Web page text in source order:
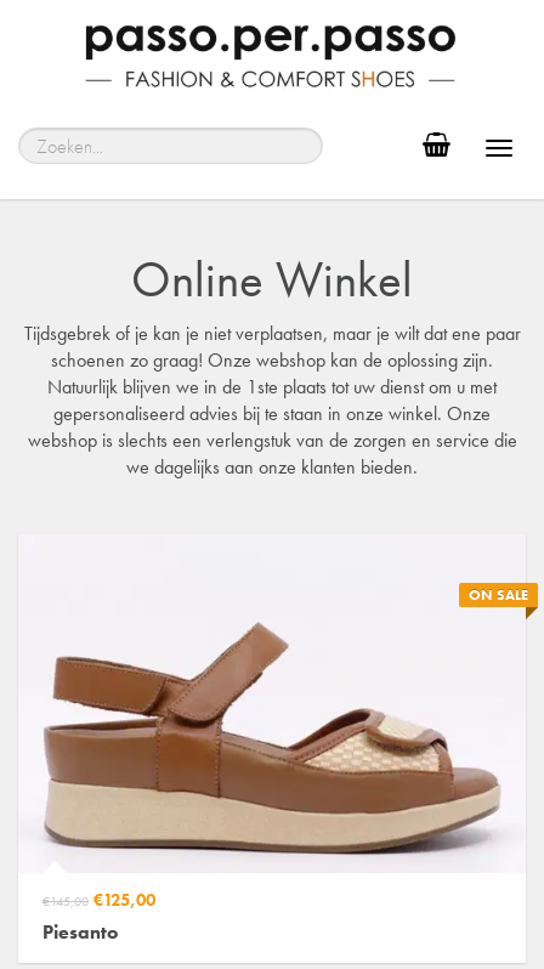
Online Winkel
Tijdsgebrek of je kan je niet verplaatsen, maar je wilt dat ene paar
schoenen zo graag! Onze webshop kan de oplossing zijn.
Natuurlijk blijven we in de 1ste plaats tot uw dienst om u met
gepersonaliseerd advies bij te staan in onze winkel. Onze
webshop is slechts een verlengstuk van de zorgen en service die
we dagelijks aan onze klanten bieden.
ON SALE
€145,00 €125,00
Piesanto